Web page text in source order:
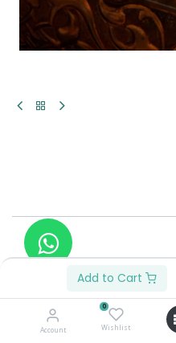
0
Wishlist
Account